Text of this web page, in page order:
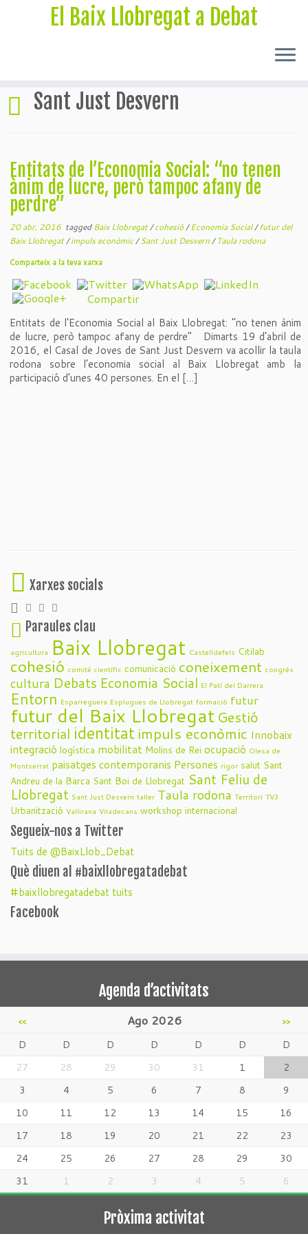
El Baix Llobregat a Debat
Sant Just Desvern
Entitats de l’Economia Social: “no tenen
ànim de lucre, però tampoc afany de
perdre”
20 abr, 2016 taggedBaix Llobregat/cohesió/Economia Social/futur del
Baix Llobregat/impuls econòmic/Sant Just Desvern/Taula rodona
Comparteix a la teva xarxa
Compartir
Entitats de l’Economia Social al Baix Llobregat: “no tenen ànim
de lucre, però tampoc afany de perdre” Dimarts 19 d’abril de
2016, el Casal de Joves de Sant Just Desvern va acollir la taula
rodona sobre l’economia social al Baix Llobregat amb la
participació d’unes 40 persones. En el […]
Xarxes socials
Paraules clau
agricultura Baix Llobregat Castelldefels Citilab
cohesió comité científic comunicació coneixement congrés
cultura Debats Economia Social El Patí del Darrera
Entorn Esparreguera Esplugues de Llobregat formació futur
futur del Baix Llobregat Gestió
territorial identitat impuls econòmic Innobaix
integració logística mobilitat Molins de Rei ocupació Olesa de
Montserrat paisatges contemporanis Persones rigor salut Sant
Andreu de la Barca Sant Boi de Llobregat Sant Feliu de
Llobregat Sant Just Desvern taller Taula rodona Territori TV3
Urbanització Vallirana Viladecans workshop internacional
Segueix-nos a Twitter
Tuits de @BaixLlob_Debat
Què diuen al #baixllobregatadebat
#baixllobregatadebat tuits
Facebook
Agenda d’activitats
<< Ago 2026 >>
D D D D D D
D
27
28 29 30 31 1
2
3
4 5 6 7 8
9
10
11 12 13 14 15
16
17
18 19 20 21 22
23
24
25 26 27 28 29
30
31
1 2 3 4 5 6
Pròxima activitat